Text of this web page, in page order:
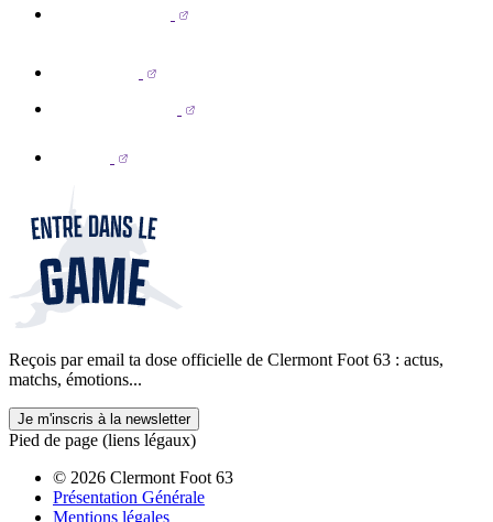
Reçois par email ta dose officielle de Clermont Foot 63 : actus,
matchs, émotions...
Je m'inscris à la newsletter
Pied de page (liens légaux)
© 2026 Clermont Foot 63
Présentation Générale
Mentions légales